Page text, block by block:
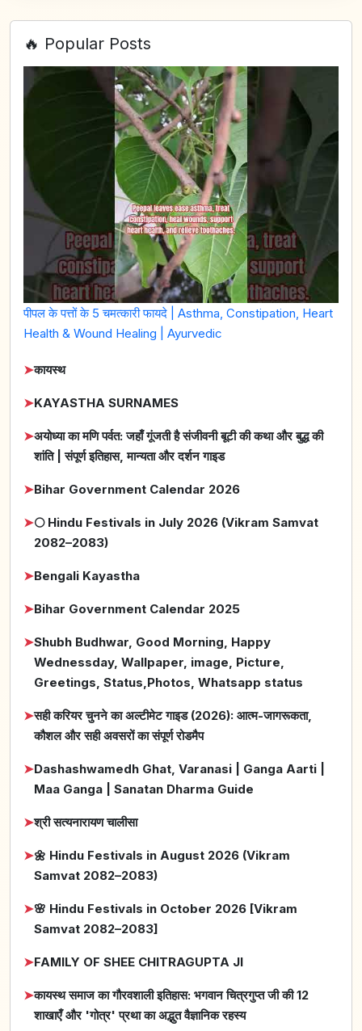
🔥 Popular Posts
पीपल के पत्तों के 5 चमत्कारी फायदे | Asthma, Constipation, Heart
Health & Wound Healing | Ayurvedic
➤कायस्थ
➤KAYASTHA SURNAMES
➤अयोध्या का मणि पर्वत: जहाँ गूंजती है संजीवनी बूटी की कथा और बुद्ध की
शांति | संपूर्ण इतिहास, मान्यता और दर्शन गाइड
➤Bihar Government Calendar 2026
➤🌕 Hindu Festivals in July 2026 (Vikram Samvat
2082–2083)
➤Bengali Kayastha
➤Bihar Government Calendar 2025
➤Shubh Budhwar, Good Morning, Happy
Wednessday, Wallpaper, image, Picture,
Greetings, Status,Photos, Whatsapp status
➤सही करियर चुनने का अल्टीमेट गाइड (2026): आत्म-जागरूकता,
कौशल और सही अवसरों का संपूर्ण रोडमैप
➤Dashashwamedh Ghat, Varanasi | Ganga Aarti |
Maa Ganga | Sanatan Dharma Guide
➤श्री सत्यनारायण चालीसा
➤🌼 Hindu Festivals in August 2026 (Vikram
Samvat 2082–2083)
➤🌸 Hindu Festivals in October 2026 [Vikram
Samvat 2082–2083]
➤FAMILY OF SHEE CHITRAGUPTA JI
➤कायस्थ समाज का गौरवशाली इतिहास: भगवान चित्रगुप्त जी की 12
शाखाएँ और 'गोत्र' प्रथा का अद्भुत वैज्ञानिक रहस्य